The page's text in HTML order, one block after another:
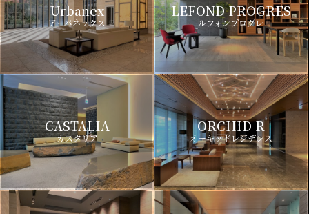
Urbanex
アーバネックス
LEFOND PROGRES
ルフォンプログレ
CASTALIA
カスタリア
ORCHID R
オーキッドレジデンス